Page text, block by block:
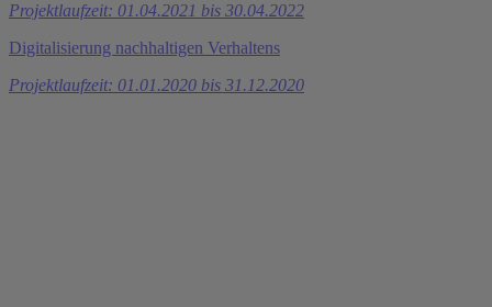
Projektlaufzeit: 01.04.2021 bis 30.04.2022
Digitalisierung nachhaltigen Verhaltens
Projektlaufzeit: 01.01.2020 bis 31.12.2020